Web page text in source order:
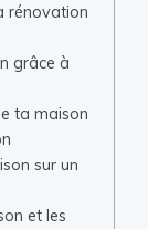
rénovation
grâce à
ta maison
sur un
et les